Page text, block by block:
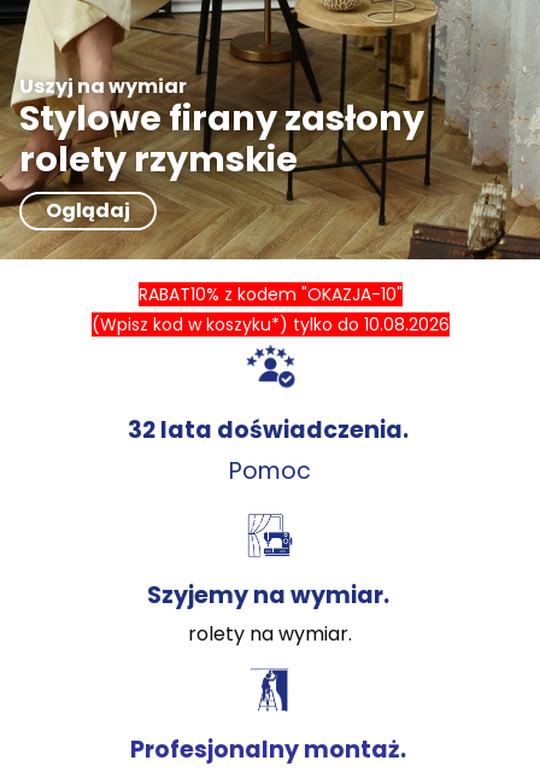
Uszyj na wymiar
Stylowe firany zasłony
rolety rzymskie
Oglądaj
RABAT10% z kodem "OKAZJA-10"
(Wpisz kod w koszyku*) tylko do 10.08.2026
32 lata doświadczenia.
Pomoc
Szyjemy na wymiar.
rolety na wymiar.
Profesjonalny montaż.